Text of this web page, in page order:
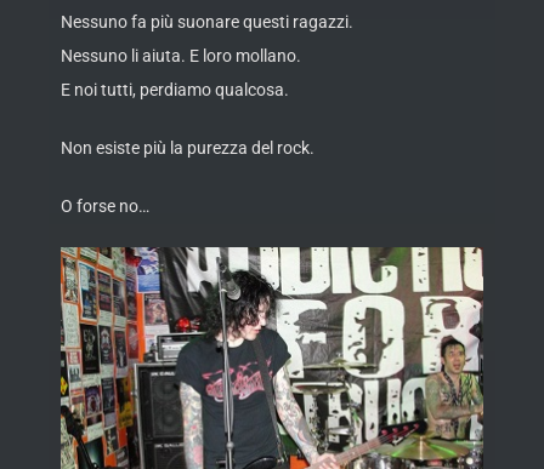
Nessuno fa più suonare questi ragazzi.
Nessuno li aiuta. E loro mollano.
E noi tutti, perdiamo qualcosa.
Non esiste più la purezza del rock.
O forse no…